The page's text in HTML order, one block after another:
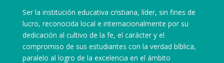
Ser la institución educativa cristiana, líder, sin fines de
lucro, reconocida local e internacionalmente por su
dedicación al cultivo de la fe, el carácter y el
compromiso de sus estudiantes con la verdad bíblica,
paralelo al logro de la excelencia en el ámbito